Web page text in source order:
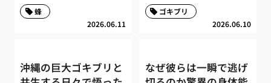
2026.06.11
蜂
2026.06.10
ゴキブリ
沖縄の巨大ゴキブリと
なぜ彼らは一瞬で逃げ